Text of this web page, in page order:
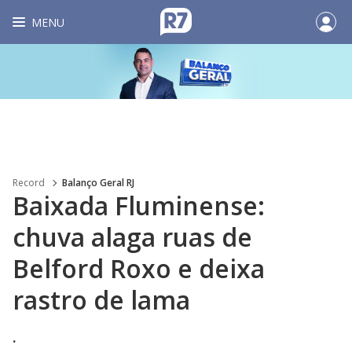
MENU
Record Balanço Geral RJ
Baixada Fluminense:
chuva alaga ruas de
Belford Roxo e deixa
rastro de lama
.